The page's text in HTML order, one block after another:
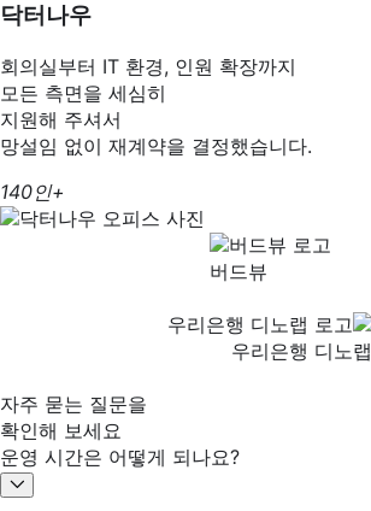
닥터나우
회의실부터 IT 환경, 인원 확장까지
모든 측면을 세심히
지원해 주셔서
망설임 없이 재계약을 결정했습니다.
140인+
버드뷰
우리은행 디노랩
자주 묻는 질문을
확인해 보세요
운영 시간은 어떻게 되나요?